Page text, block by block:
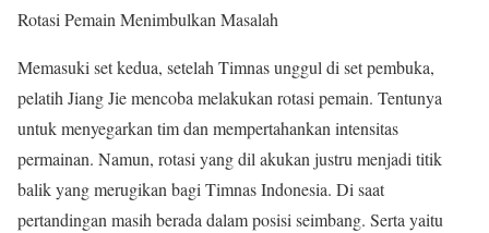
Rotasi Pemain Menimbulkan Masalah
Memasuki set kedua, setelah Timnas unggul di set pembuka,
pelatih Jiang Jie mencoba melakukan rotasi pemain. Tentunya
untuk menyegarkan tim dan mempertahankan intensitas
permainan. Namun, rotasi yang dil akukan justru menjadi titik
balik yang merugikan bagi Timnas Indonesia. Di saat
pertandingan masih berada dalam posisi seimbang. Serta yaitu